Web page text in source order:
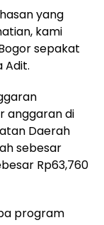
yang
kami
sepakat
Adit.
anggaran di
Daerah
sebesar
Rp63,760
program